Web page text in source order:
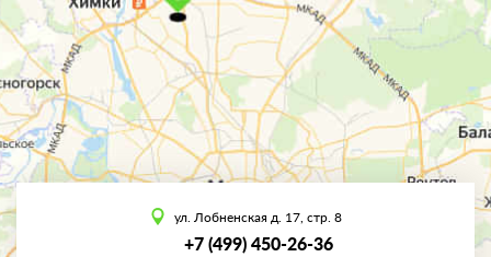
ул. Лобненская д. 17, стр. 8
+7 (499) 450-26-36